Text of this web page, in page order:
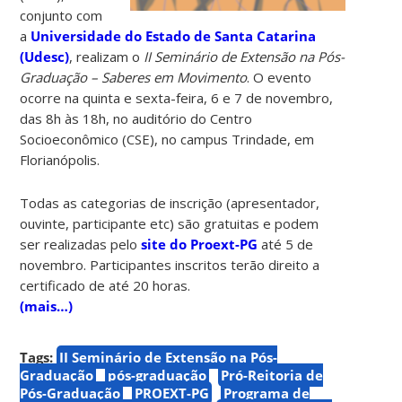
conjunto com
a Universidade do Estado de Santa Catarina
(Udesc), realizam o II Seminário de Extensão na Pós-
Graduação – Saberes em Movimento. O evento
ocorre na quinta e sexta-feira, 6 e 7 de novembro,
das 8h às 18h, no auditório do Centro
Socioeconômico (CSE), no campus Trindade, em
Florianópolis.
Todas as categorias de inscrição (apresentador,
ouvinte, participante etc) são gratuitas e podem
ser realizadas pelosite do Proext-PG até 5 de
novembro. Participantes inscritos terão direito a
certificado de até 20 horas.
(mais…)
Tags: II Seminário de Extensão na Pós-
Graduação
pós-graduação
Pró-Reitoria de
Pós-Graduação
PROEXT-PG
Programa de